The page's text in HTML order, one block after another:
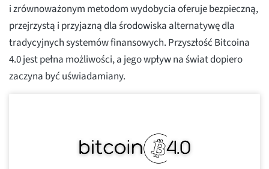
i zrównoważonym metodom wydobycia oferuje bezpieczną,
przejrzystą i przyjazną dla środowiska alternatywę dla
tradycyjnych systemów finansowych. Przyszłość Bitcoina
4.0 jest pełna możliwości, a jego wpływ na świat dopiero
zaczyna być uświadamiany.